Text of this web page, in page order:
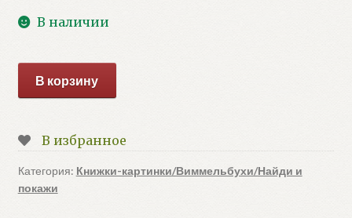
В наличии
товара
у
бабушки
(Э.Ливаниос)
В корзину
В избранное
Категория: Книжки-картинки/Виммельбухи/Найди и
покажи